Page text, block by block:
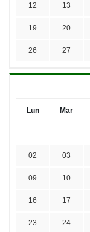
12 13
19 20
26 27
Lun Mar
02 03
09 10
16 17
23 24